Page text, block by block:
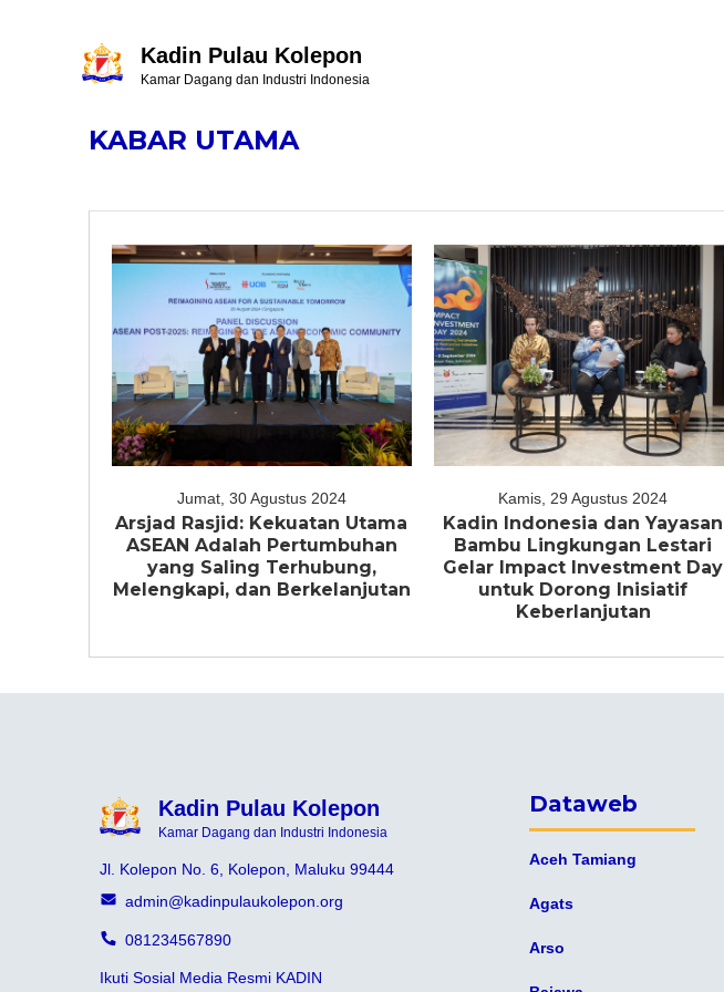
Kadin Pulau Kolepon
Kamar Dagang dan Industri Indonesia
KABAR UTAMA
Jumat, 30 Agustus 2024
Arsjad Rasjid: Kekuatan Utama
ASEAN Adalah Pertumbuhan
yang Saling Terhubung,
Melengkapi, dan Berkelanjutan
Kamis, 29 Agustus 2024
Kadin Indonesia dan Yayasan
Bambu Lingkungan Lestari
Gelar Impact Investment Day
untuk Dorong Inisiatif
Keberlanjutan
Kadin Pulau Kolepon
Kamar Dagang dan Industri Indonesia
Jl. Kolepon No. 6, Kolepon, Maluku 99444
admin@kadinpulaukolepon.org
081234567890
Ikuti Sosial Media Resmi KADIN
Dataweb
Aceh Tamiang
Agats
Arso